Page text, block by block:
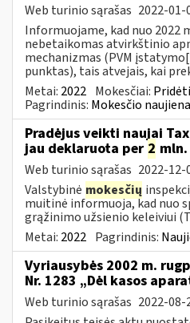
Web turinio sąrašas 2022-01-
Informuojame, kad nuo 2022
nebetaikomas atvirkštinio
mechanizmas (PVM
punktas), tais atvejais, kai
Metai: 2022 Mokesčiai:
Pagrindinis: Mokesčio naujiena
Pradėjus veikti naujai
jau deklaruota per 2
Web turinio sąrašas 2022-12-
Valstybinė mokesčių
muitinė informuoja, kad nuo
grąžinimo užsienio keleiviui
Metai: 2022 Pagrindinis:
Vyriausybės 2002 m.
Nr. 1283 „Dėl kasos
Web turinio sąrašas 2022-08-